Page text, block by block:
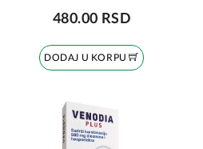
480.00 RSD
DODAJ U KORPU